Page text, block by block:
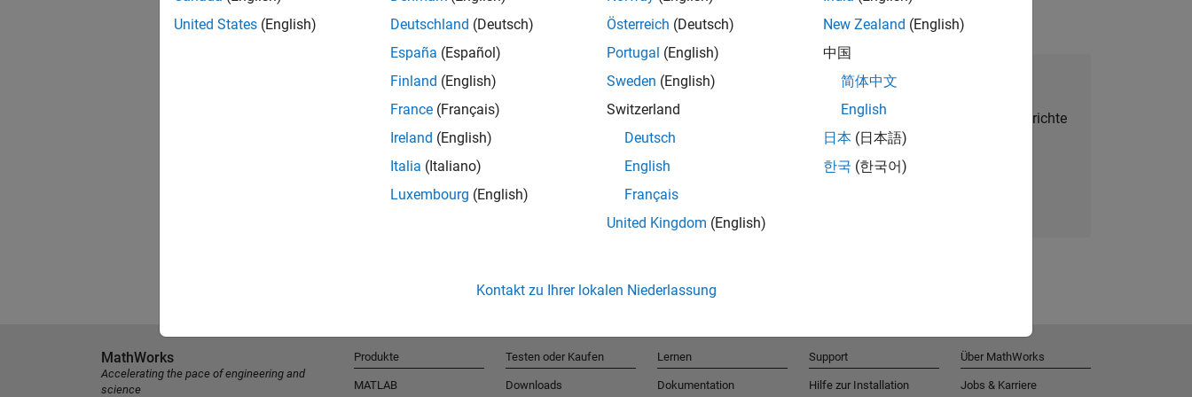
Talent Network beitreten
Erhalten Sie personalisierte Stellenangebote, Berichte
und Unternehmensneuigkeiten.
United States (English)
Deutschland (Deutsch)
España (Español)
Finland (English)
France (Français)
Ireland (English)
Italia (Italiano)
Luxembourg (English)
Österreich (Deutsch)
Portugal (English)
Sweden (English)
Switzerland
Deutsch
English
Français
United Kingdom (English)
New Zealand (English)
中国
简体中文
English
日本 (日本語)
한국 (한국어)
Kontakt zu Ihrer lokalen Niederlassung
MathWorks
Accelerating the pace of engineering and
science
Produkte
MATLAB
Testen oder Kaufen
Downloads
Lernen
Dokumentation
Support
Hilfe zur Installation
Über MathWorks
Jobs & Karriere